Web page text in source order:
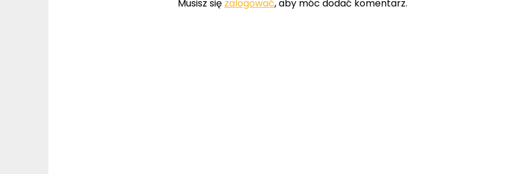
Musisz się zalogować, aby móc dodać komentarz.